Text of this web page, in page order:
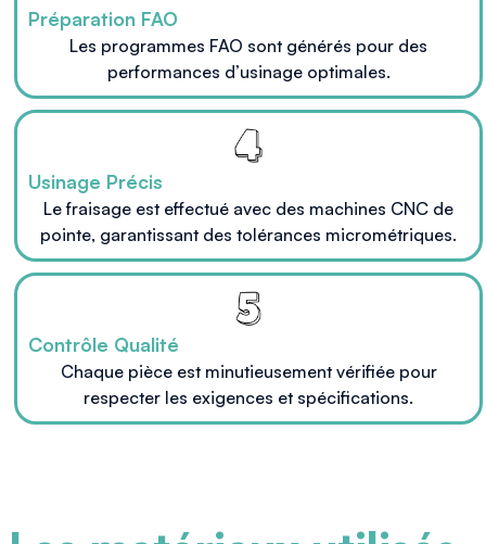
Préparation FAO
Les programmes FAO sont générés pour des
performances d’usinage optimales.
Usinage Précis
Le fraisage est effectué avec des machines CNC de
pointe, garantissant des tolérances micrométriques.
Contrôle Qualité
Chaque pièce est minutieusement vérifiée pour
respecter les exigences et spécifications.